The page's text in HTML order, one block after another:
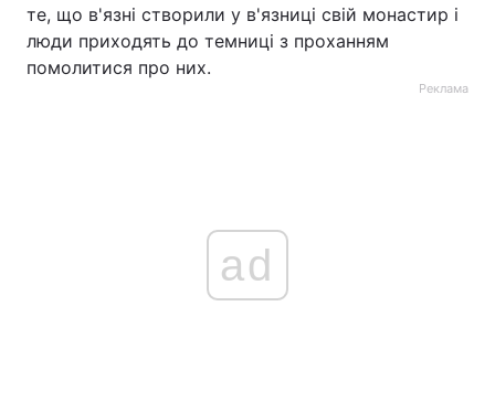
Тема оформлення
те, що в'язні створили у в'язниці свій монастир і
люди приходять до темниці з проханням
помолитися про них.
Реклама
ad